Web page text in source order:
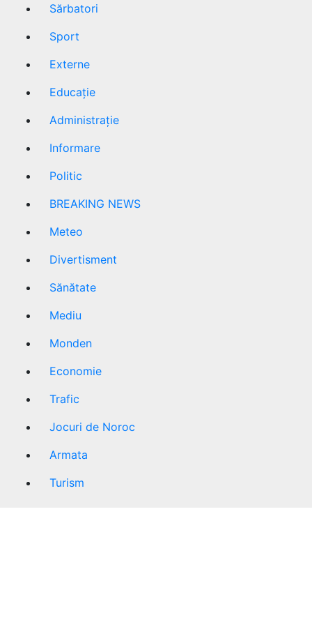
Sărbatori
Sport
Externe
Educație
Administrație
Informare
Politic
BREAKING NEWS
Meteo
Divertisment
Sănătate
Mediu
Monden
Economie
Trafic
Jocuri de Noroc
Armata
Turism